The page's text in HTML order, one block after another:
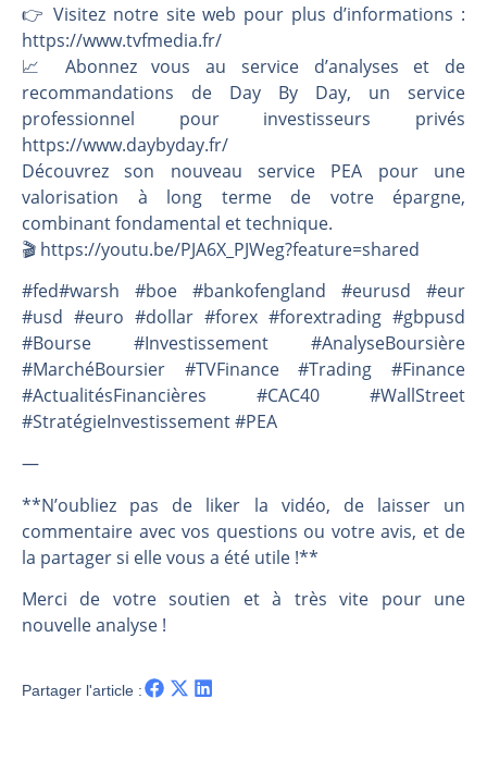
👉️ Visitez notre site web pour plus d’informations :
https://www.tvfmedia.fr/
📈 Abonnez vous au service d’analyses et de
recommandations de Day By Day, un service
professionnel pour investisseurs privés
https://www.daybyday.fr/
Découvrez son nouveau service PEA pour une
valorisation à long terme de votre épargne,
combinant fondamental et technique.
🎬️ https://youtu.be/PJA6X_PJWeg?feature=shared
#fed#warsh #boe #bankofengland #eurusd #eur
#usd #euro #dollar #forex #forextrading #gbpusd
#Bourse #Investissement #AnalyseBoursière
#MarchéBoursier #TVFinance #Trading #Finance
#ActualitésFinancières #CAC40 #WallStreet
#StratégieInvestissement #PEA
—
**N’oubliez pas de liker la vidéo, de laisser un
commentaire avec vos questions ou votre avis, et de
la partager si elle vous a été utile !**
Merci de votre soutien et à très vite pour une
nouvelle analyse !
Partager l'article :